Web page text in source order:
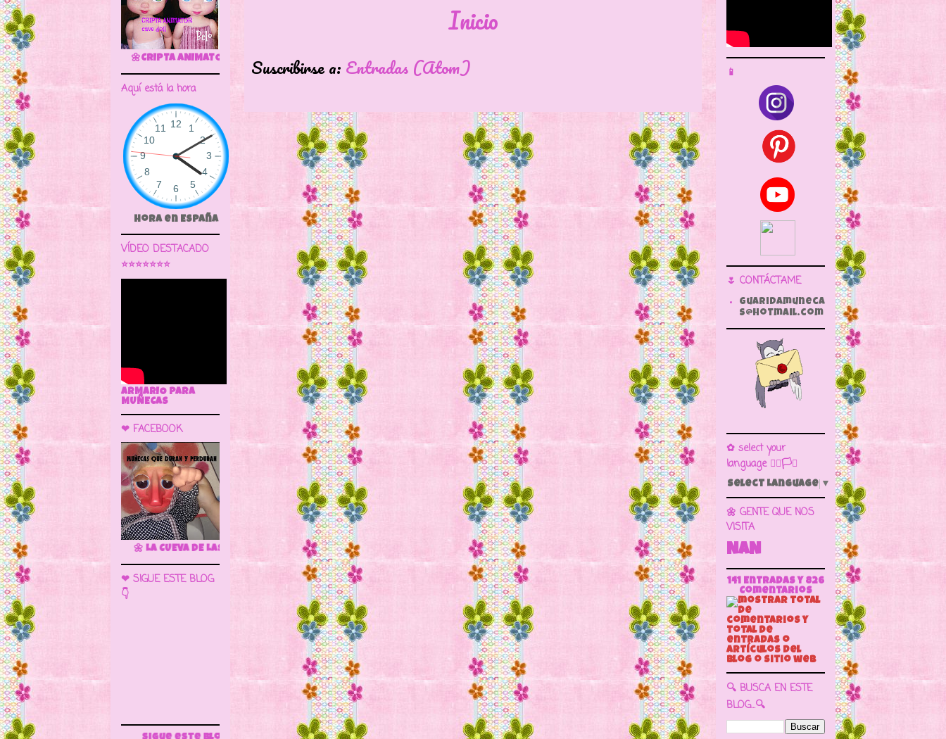
Inicio
Suscribirse a: Entradas (Atom)
🌼CRIPTA ANIMATOR CAVE DOLL
Aquí está la hora
Hora en España
VÍDEO DESTACADO
⭐⭐⭐⭐⭐⭐⭐
ARMARIO PARA
MUÑECAS
❤ FACEBOOK
🌼 LA CUEVA DE LAS MUÑECAS
❤ SIGUE ESTE BLOG
👇
📱
🌷 CONTÁCTAME
guaridamuneca
s@hotmail.com
✿ select your
language 🏳️‍🌈🏳️🏁
Select Language ▼
🌼 GENTE QUE NOS
VISITA
NaN
141 Entradas y 826
Comentarios
🔍 BUSCA EN ESTE
BLOG...🔍